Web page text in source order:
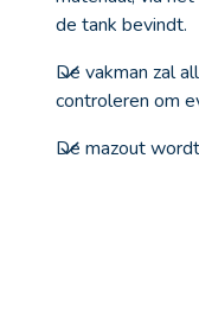
de tank bevindt.
De vakman zal
controleren om
De mazout